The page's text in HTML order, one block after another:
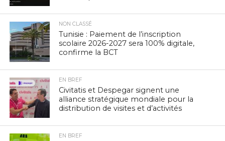
NON CLASSÉ
Tunisie : Paiement de l’inscription
scolaire 2026-2027 sera 100% digitale,
confirme la BCT
EN BREF
Civitatis et Despegar signent une
alliance stratégique mondiale pour la
distribution de visites et d’activités
EN BREF